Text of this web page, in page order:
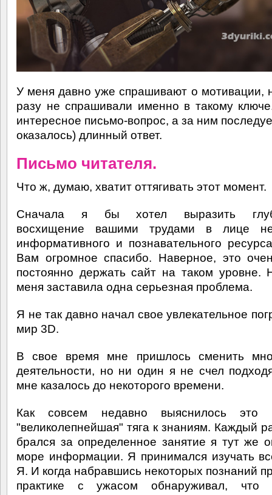
У меня давно уже спрашивают о мотивации,
разу не спрашивали именно в такому
интересное письмо-вопрос, а за ним
оказалось) длинный ответ.
Письмо читателя.
Что ж, думаю, хватит оттягивать этот момент.
Сначала я бы хотел выразить
восхищение вашими трудами в лице
информативного и познавательного
Вам огромное спасибо. Наверное, это
постоянно держать сайт на таком уровне.
меня заставила одна серьезная проблема.
Я не так давно начал свое увлекательное
мир 3D.
В свое время мне пришлось сменить
деятельности, но ни один я не счел
мне казалось до некоторого времени.
Как совсем недавно выяснилось это
"великолепнейшая" тяга к знаниям. Каждый
брался за определенное занятие я тут же
море информации. Я принимался изучать
Я. И когда набравшись некоторых познаний
практике с ужасом обнаруживал,